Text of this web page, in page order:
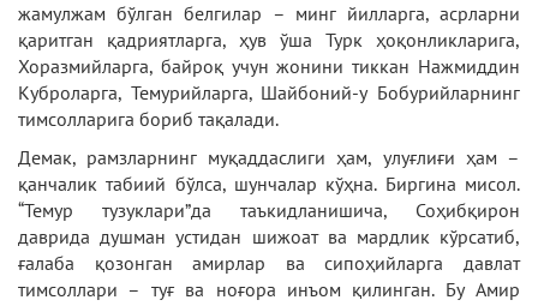
жамулжам бўлган белгилар – минг йилларга, асрларни
қаритган қадриятларга, ҳув ўша Турк ҳоқонликларига,
Хоразмийларга, байроқ учун жонини тиккан Нажмиддин
Куброларга, Темурийларга, Шайбоний-у Бобурийларнинг
тимсолларига бориб тақалади.
Демак, рамзларнинг муқаддаслиги ҳам, улуғлиғи ҳам –
қанчалик табиий бўлса, шунчалар кўҳна. Биргина мисол.
“Темур тузуклари”да таъкидланишича, Соҳибқирон
даврида душман устидан шижоат ва мардлик кўрсатиб,
ғалаба қозонган амирлар ва сипоҳийларга давлат
тимсоллари – туғ ва ноғора инъом қилинган. Бу Амир